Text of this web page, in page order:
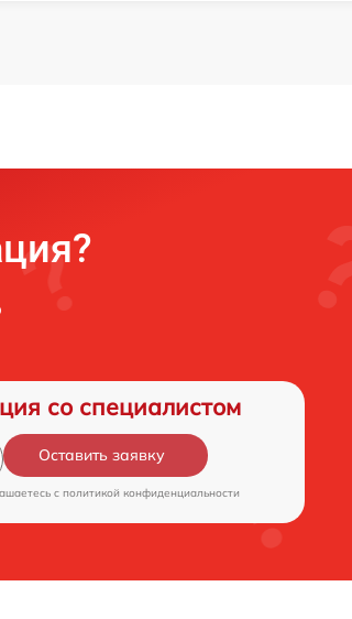
со специалистом
Оставить заявку
c политикой конфиденциальности